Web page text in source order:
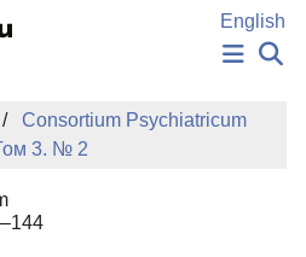
English
РУКОПИСЬ
ЗНАНИЙ
СЛОВА
Consortium Psychiatricum
3. № 2